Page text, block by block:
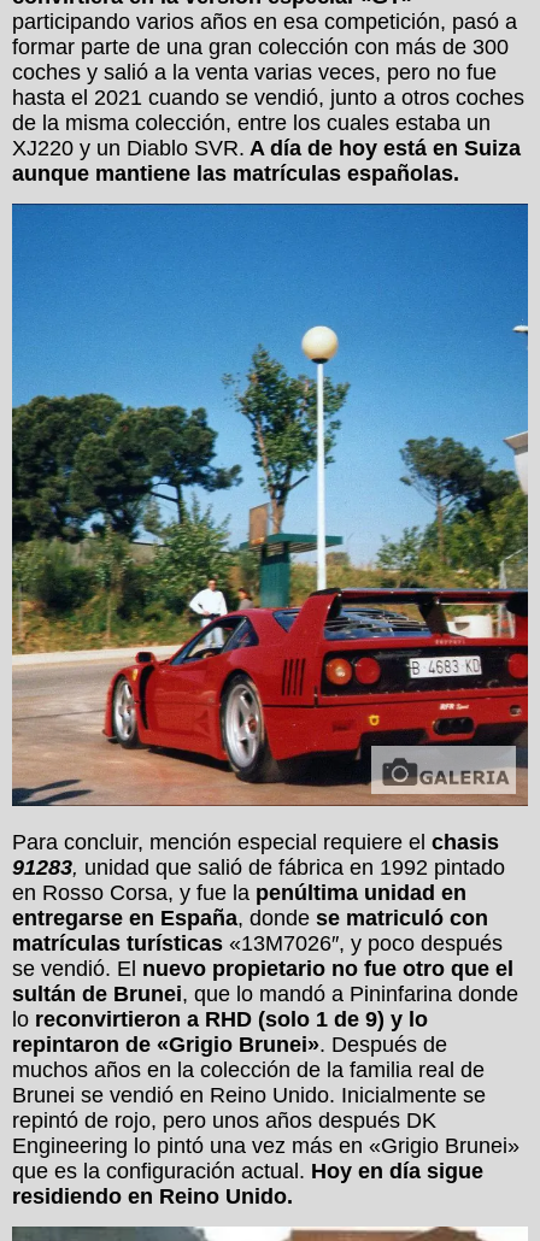
participando varios años en esa competición, pasó a
formar parte de una gran colección con más de 300
coches y salió a la venta varias veces, pero no fue
hasta el 2021 cuando se vendió, junto a otros coches
de la misma colección, entre los cuales estaba un
XJ220 y un Diablo SVR. A día de hoy está en Suiza
aunque mantiene las matrículas españolas.
Para concluir, mención especial requiere el chasis
91283, unidad que salió de fábrica en 1992 pintado
en Rosso Corsa, y fue la penúltima unidad en
entregarse en España, donde se matriculó con
matrículas turísticas «13M7026″, y poco después
se vendió. El nuevo propietario no fue otro que el
sultán de Brunei, que lo mandó a Pininfarina donde
lo reconvirtieron a RHD (solo 1 de 9) y lo
repintaron de «Grigio Brunei». Después de
muchos años en la colección de la familia real de
Brunei se vendió en Reino Unido. Inicialmente se
repintó de rojo, pero unos años después DK
Engineering lo pintó una vez más en «Grigio Brunei»
que es la configuración actual. Hoy en día sigue
residiendo en Reino Unido.